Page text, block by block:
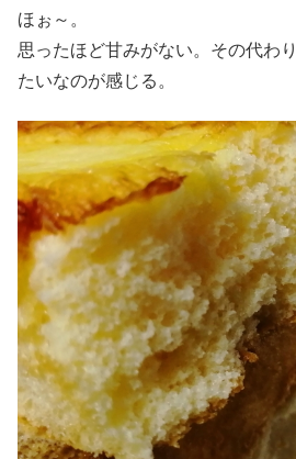
ほぉ～。
思ったほど甘みがない。その代わ
たいなのが感じる。